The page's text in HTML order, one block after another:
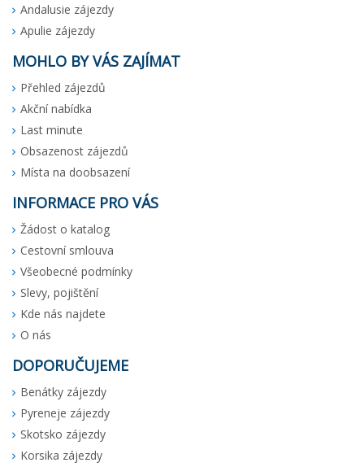
Andalusie zájezdy
Apulie zájezdy
MOHLO BY VÁS ZAJÍMAT
Přehled zájezdů
Akční nabídka
Last minute
Obsazenost zájezdů
Místa na doobsazení
INFORMACE PRO VÁS
Žádost o katalog
Cestovní smlouva
Všeobecné podmínky
Slevy, pojištění
Kde nás najdete
O nás
DOPORUČUJEME
Benátky zájezdy
Pyreneje zájezdy
Skotsko zájezdy
Korsika zájezdy